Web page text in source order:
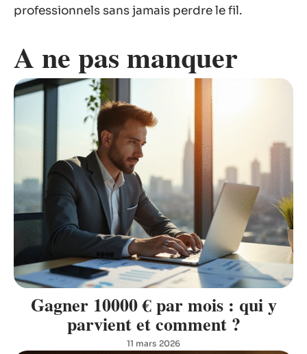
professionnels sans jamais perdre le fil.
A ne pas manquer
Gagner 10000 € par mois : qui y
parvient et comment ?
11 mars 2026